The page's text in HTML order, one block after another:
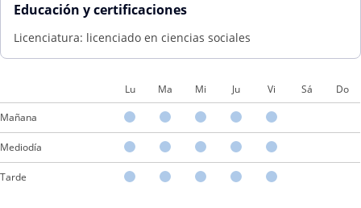
Educación y certificaciones
Licenciatura: licenciado en ciencias sociales
Lu Ma Mi Ju Vi Sá Do
Mañana
Mediodía
Tarde